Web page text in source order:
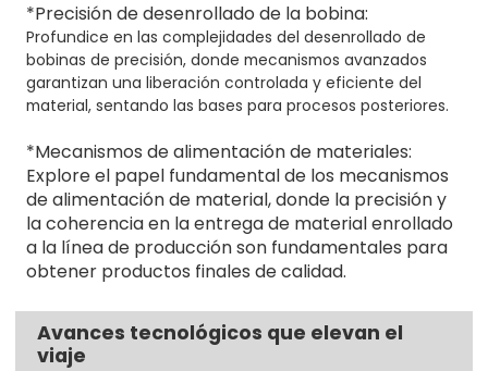
*Precisión de desenrollado de la bobina:
Profundice en las complejidades del desenrollado de
bobinas de precisión, donde mecanismos avanzados
garantizan una liberación controlada y eficiente del
material, sentando las bases para procesos posteriores.
*Mecanismos de alimentación de materiales:
Explore el papel fundamental de los mecanismos
de alimentación de material, donde la precisión y
la coherencia en la entrega de material enrollado
a la línea de producción son fundamentales para
obtener productos finales de calidad.
Avances tecnológicos que elevan el
viaje